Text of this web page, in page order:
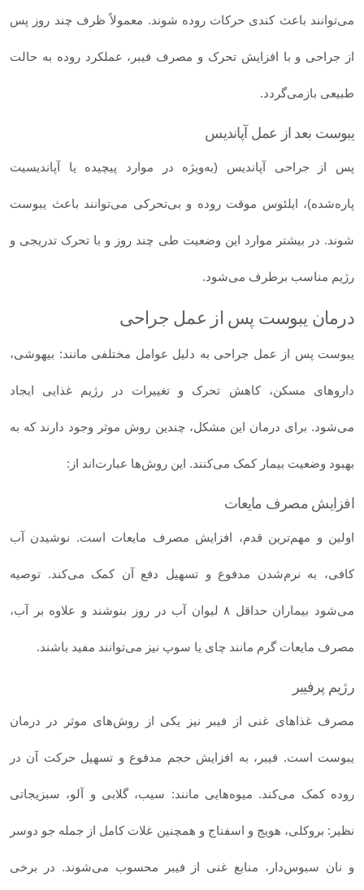
می‌توانند باعث کندی حرکات روده شوند. معمولاً ظرف چند روز پس
از جراحی و با افزایش تحرک و مصرف فیبر، عملکرد روده به حالت
طبیعی بازمی‌گردد.
یبوست بعد از عمل آپاندیس
پس از جراحی آپاندیس (به‌ویژه در موارد پیچیده یا آپاندیسیت
پاره‌شده)، ایلئوس موقت روده و بی‌تحرکی می‌توانند باعث یبوست
شوند. در بیشتر موارد این وضعیت طی چند روز و با تحرک تدریجی و
رژیم مناسب برطرف می‌شود.
درمان یبوست پس از عمل جراحی
یبوست پس از عمل جراحی به دلیل عوامل مختلفی مانند: بیهوشی،
داروهای مسکن، کاهش تحرک و تغییرات در رژیم غذایی ایجاد
می‌شود. برای درمان این مشکل، چندین روش موثر وجود دارند که به
بهبود وضعیت بیمار کمک می‌کنند. این روش‌ها عبارت‌اند از:
افزایش مصرف مایعات
اولین و مهم‌ترین قدم، افزایش مصرف مایعات است. نوشیدن آب
کافی، به نرم‌شدن مدفوع و تسهیل دفع آن کمک می‌کند. توصیه
می‌شود بیماران حداقل ۸ لیوان آب در روز بنوشند و علاوه بر آب،
مصرف مایعات گرم مانند چای یا سوپ نیز می‌توانند مفید باشند.
رژیم پرفیبر
مصرف غذاهای غنی از فیبر نیز یکی از روش‌های موثر در درمان
یبوست است. فیبر، به افزایش حجم مدفوع و تسهیل حرکت آن در
روده کمک می‌کند. میوه‌هایی مانند: سیب، گلابی و آلو، سبزیجاتی
نظیر: بروکلی، هویج و اسفناج و همچنین غلات کامل از جمله جو دوسر
و نان سبوس‌دار، منابع غنی از فیبر محسوب می‌شوند. در برخی